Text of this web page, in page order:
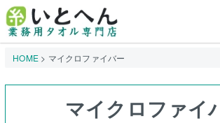
HOME マイクロファイバー
マイクロファイ